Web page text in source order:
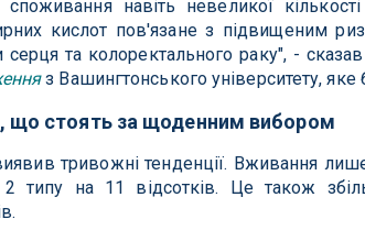
споживання навіть невеликої
кислот пов'язане з підвищеним
серця та колоректального раку", -
з Вашингтонського університету,
що стоять за щоденним вибором
тривожні тенденції. Вживання
2 типу на 11 відсотків. Це також